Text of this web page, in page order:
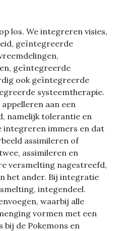
los. We integreren visies,
geïntegreerde
geïntegreerde
ook geïntegreerde
systeemtherapie.
aan een
namelijk tolerantie en
integreren immers en dat
assimileren of
assimileren en
versmelting nagestreefd,
het ander. Bij integratie
integendeel.
waarbij alle
vormen met een
de Pokemons en